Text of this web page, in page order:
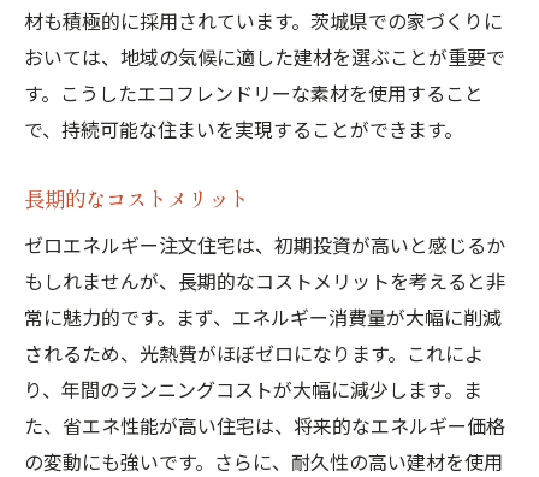
材も積極的に採用されています。茨城県での家づくりに
おいては、地域の気候に適した建材を選ぶことが重要で
す。こうしたエコフレンドリーな素材を使用すること
で、持続可能な住まいを実現することができます。
長期的なコストメリット
ゼロエネルギー注文住宅は、初期投資が高いと感じるか
もしれませんが、長期的なコストメリットを考えると非
常に魅力的です。まず、エネルギー消費量が大幅に削減
されるため、光熱費がほぼゼロになります。これによ
り、年間のランニングコストが大幅に減少します。ま
た、省エネ性能が高い住宅は、将来的なエネルギー価格
の変動にも強いです。さらに、耐久性の高い建材を使用